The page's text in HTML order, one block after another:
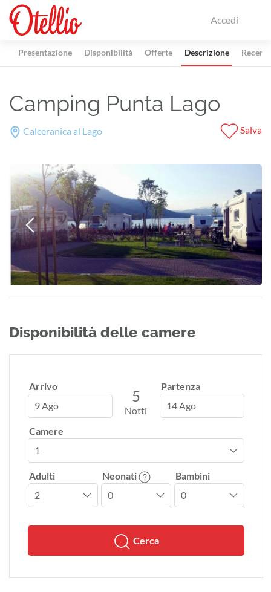
Accedi
Presentazione Disponibilità Offerte Descrizione
Camping Punta Lago
Calceranica al Lago Salva
Disponibilità delle camere
Arrivo
9 Ago
5
Notti
Partenza
14 Ago
Camere
Adulti Neonati Bambini
Cerca